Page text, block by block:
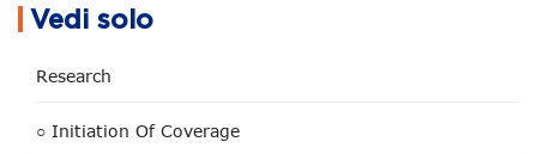
Vedi solo
Research
○ Initiation Of Coverage